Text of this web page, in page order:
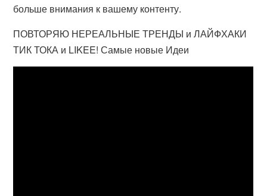
больше внимания к вашему контенту.
ПОВТОРЯЮ НЕРЕАЛЬНЫЕ ТРЕНДЫ и ЛАЙФХАКИ
ТИК ТОКА и LIKEE! Самые новые Идеи